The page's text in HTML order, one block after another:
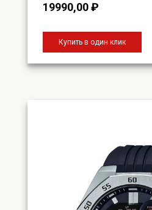
19990,00₽
Купить в один клик